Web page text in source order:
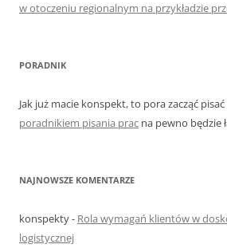
w otoczeniu regionalnym na przykładzie
PORADNIK
Jak już macie konspekt, to pora zacząć
poradnikiem pisania prac na pewno będzie
NAJNOWSZE KOMENTARZE
konspekty- Rola wymagań klientów w
logistycznej